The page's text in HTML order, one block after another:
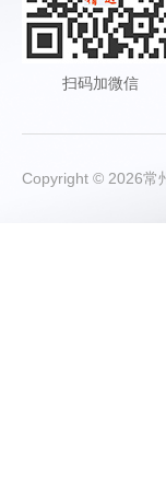
扫码加微信
Copyright © 2026常